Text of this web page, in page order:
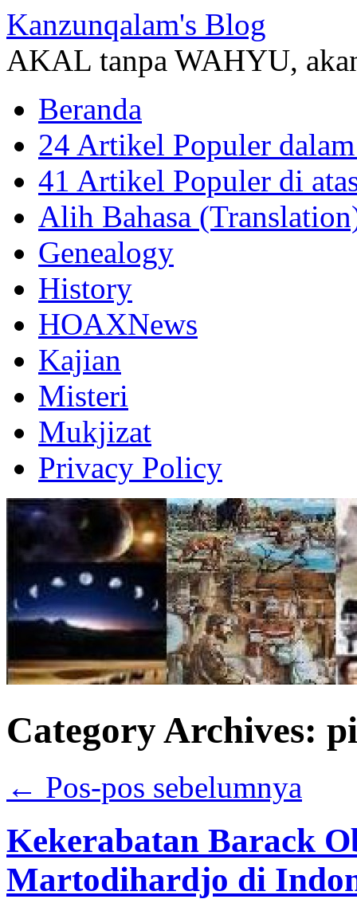
Kanzunqalam's Blog
AKAL tanpa WAHYU,
Beranda
24 Artikel Populer
41 Artikel Populer di
Alih Bahasa
Genealogy
History
HOAXNews
Kajian
Misteri
Mukjizat
Privacy Policy
Category Archives:
← Pos-pos sebelumnya
Kekerabatan Barack
Martodihardjo di